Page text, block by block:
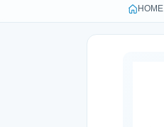
HOME